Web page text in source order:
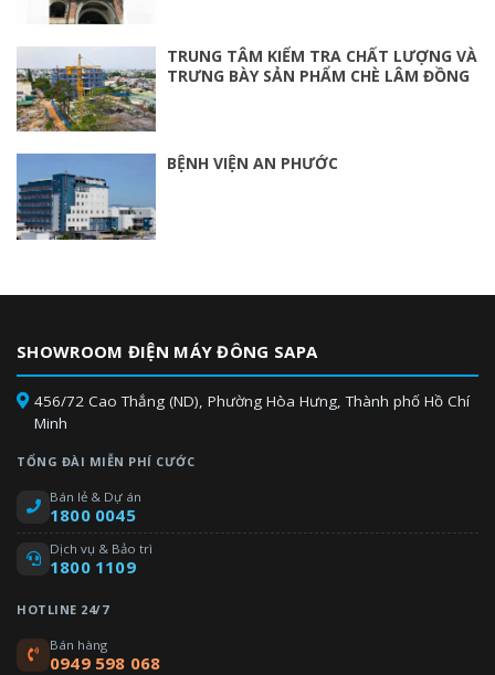
TRUNG TÂM KIỂM TRA CHẤT LƯỢNG VÀ
TRƯNG BÀY SẢN PHẨM CHÈ LÂM ĐỒNG
BỆNH VIỆN AN PHƯỚC
SHOWROOM ĐIỆN MÁY ĐÔNG SAPA
456/72 Cao Thắng (ND), Phường Hòa Hưng, Thành phố Hồ Chí
Minh
TỔNG ĐÀI MIỄN PHÍ CƯỚC
Bán lẻ & Dự án
1800 0045
Dịch vụ & Bảo trì
1800 1109
HOTLINE 24/7
Bán hàng
0949 598 068